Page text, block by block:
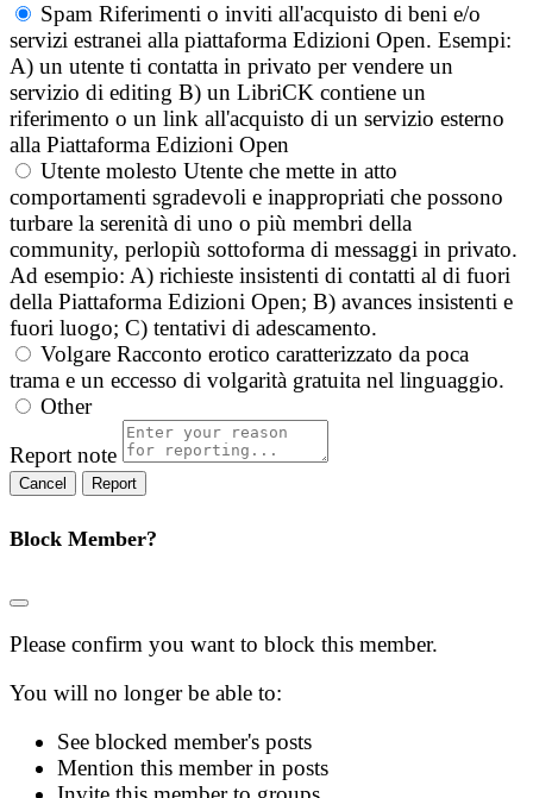
Spam Riferimenti o inviti all'acquisto di beni e/o
servizi estranei alla piattaforma Edizioni Open. Esempi:
A) un utente ti contatta in privato per vendere un
servizio di editing B) un LibriCK contiene un
riferimento o un link all'acquisto di un servizio esterno
alla Piattaforma Edizioni Open
Utente molesto Utente che mette in atto
comportamenti sgradevoli e inappropriati che possono
turbare la serenità di uno o più membri della
community, perlopiù sottoforma di messaggi in privato.
Ad esempio: A) richieste insistenti di contatti al di fuori
della Piattaforma Edizioni Open; B) avances insistenti e
fuori luogo; C) tentativi di adescamento.
Volgare Racconto erotico caratterizzato da poca
trama e un eccesso di volgarità gratuita nel linguaggio.
Other
Report note
Report
Block Member?
Please confirm you want to block this member.
You will no longer be able to:
See blocked member's posts
Mention this member in posts